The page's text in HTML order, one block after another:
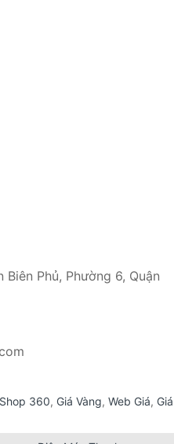
Biên Phủ, Phường 6, Quận
360, Giá Vàng, Web Giá, Giá